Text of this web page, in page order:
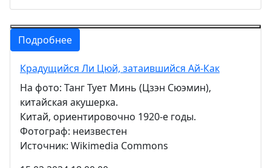
Подробнее
Крадущийся Ли Цюй, затаившийся Ай-Как
На фото: Танг Тует Минь (Цзэн Сюэмин),
китайская акушерка.
Китай, ориентировочно 1920-е годы.
Фотограф: неизвестен
Источник: Wikimedia Commons